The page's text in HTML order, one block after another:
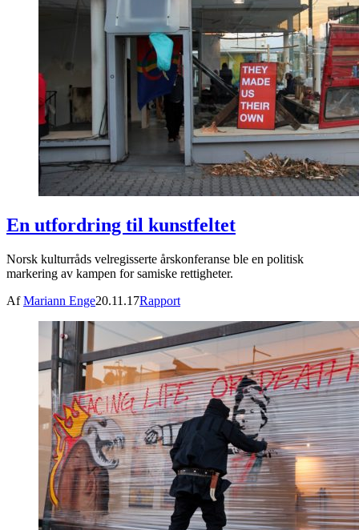
En utfordring til kunstfeltet
Norsk kulturråds velregisserte årskonferanse ble en politisk
markering av kampen for samiske rettigheter.
AfMariann Enge20.11.17Rapport